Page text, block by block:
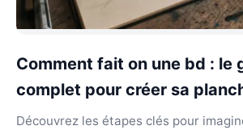
Comment fait on une bd : le
complet pour créer sa
Découvrez les étapes clés pour